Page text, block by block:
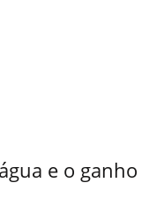
e o ganho